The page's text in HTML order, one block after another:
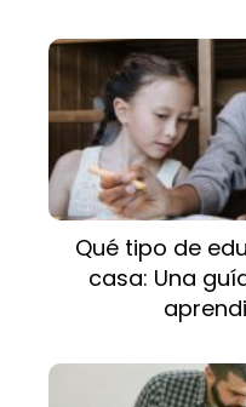
Qué tipo de
casa: Una